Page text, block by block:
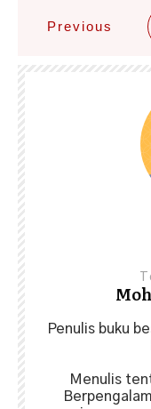
Previous
Penulis buku
Menulis